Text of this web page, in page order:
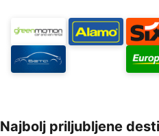
Najbolj priljubljene